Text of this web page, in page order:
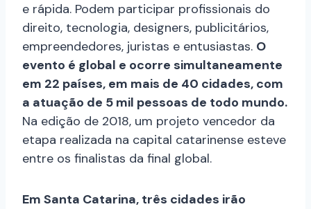
e rápida. Podem participar profissionais do
direito, tecnologia, designers, publicitários,
empreendedores, juristas e entusiastas. O
evento é global e ocorre simultaneamente
em 22 países, em mais de 40 cidades, com
a atuação de 5 mil pessoas de todo mundo.
Na edição de 2018, um projeto vencedor da
etapa realizada na capital catarinense esteve
entre os finalistas da final global.
Em Santa Catarina, três cidades irão